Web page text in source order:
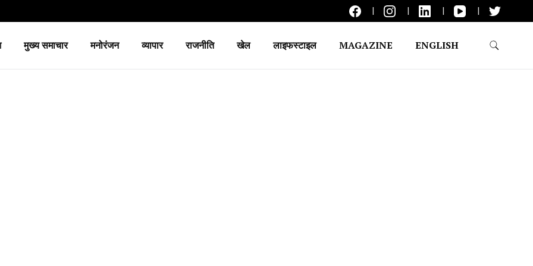
मुख्य समाचार मनोरंजन व्यापार राजनीति खेल लाइफस्टाइल MAGAZINE ENGLISH